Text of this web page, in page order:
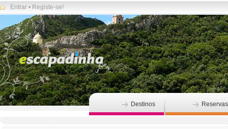
Entrar • Registe-se!
Destinos Reservas